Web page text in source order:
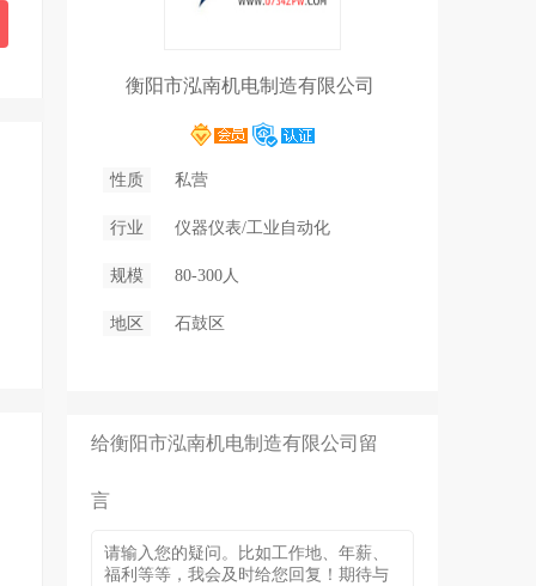
衡阳市泓南机电制造有限公司
性质 私营
行业 仪器仪表/工业自动化
规模 80-300人
地区 石鼓区
给衡阳市泓南机电制造有限公司留
言